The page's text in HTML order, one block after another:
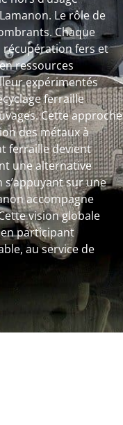
Le rôle de
Chaque
récupération fers et
ressources
expérimentés
ferraille
Cette approche
des métaux à
ferraille devient
une alternative
s’appuyant sur une
accompagne
vision globale
participant
au service de